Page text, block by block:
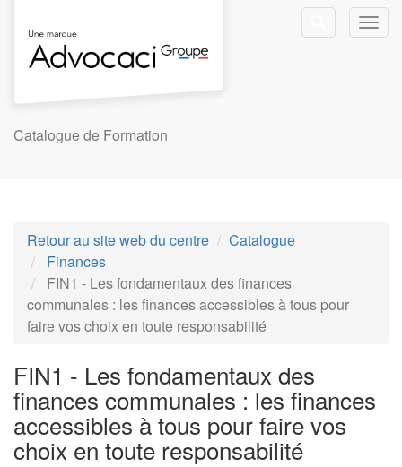
Rechercher
Catalogue de Formation
Retour au site web du centre
Catalogue
Finances
FIN1 - Les fondamentaux des finances
communales : les finances accessibles à tous pour
faire vos choix en toute responsabilité
FIN1 - Les fondamentaux des
finances communales : les finances
accessibles à tous pour faire vos
choix en toute responsabilité